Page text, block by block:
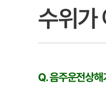
수위가
Q. 음주운전상